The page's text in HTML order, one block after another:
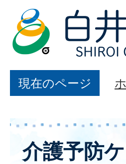
現在のページ
介護予防